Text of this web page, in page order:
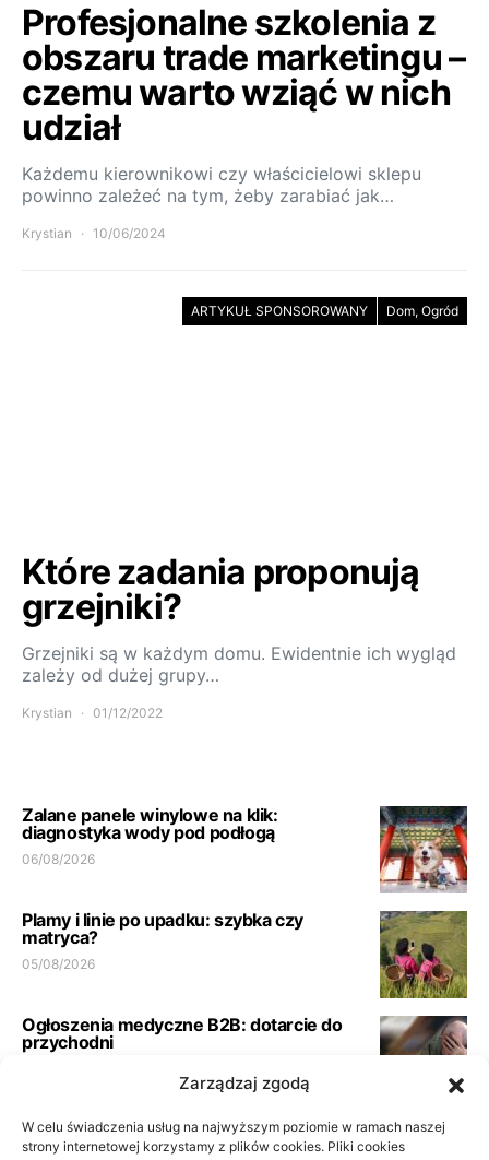
Zarządzaj zgodą
W celu świadczenia usług na najwyższym poziomie w ramach naszej
strony internetowej korzystamy z plików cookies. Pliki cookies
Profesjonalne szkolenia z
obszaru trade marketingu –
czemu warto wziąć w nich
udział
Każdemu kierownikowi czy właścicielowi sklepu
powinno zależeć na tym, żeby zarabiać jak…
Krystian 10/06/2024
ARTYKUŁ SPONSOROWANY Dom, Ogród
Które zadania proponują
grzejniki?
Grzejniki są w każdym domu. Ewidentnie ich wygląd
zależy od dużej grupy…
Krystian 01/12/2022
Zalane panele winylowe na klik:
diagnostyka wody pod podłogą
06/08/2026
Plamy i linie po upadku: szybka czy
matryca?
05/08/2026
Ogłoszenia medyczne B2B: dotarcie do
przychodni
Pełna księgowość spółki usługowej:
wymogi biura